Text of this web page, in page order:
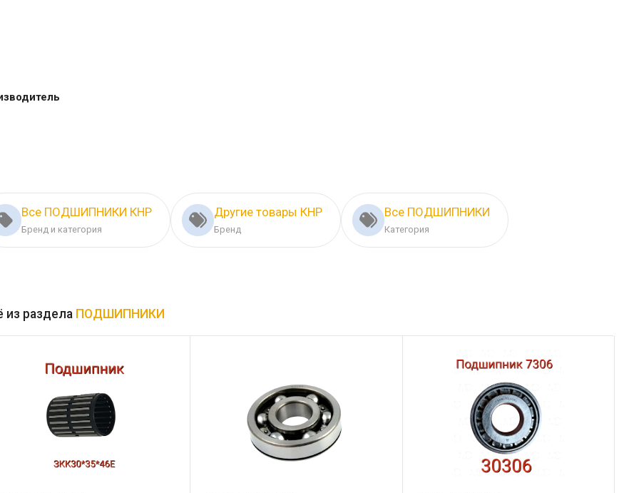
Все ПОДШИПНИКИ КНР
Бренд и категория
Другие товары КНР
Бренд
Все ПОДШИПНИКИ
Категория
из раздела ПОДШИПНИКИ